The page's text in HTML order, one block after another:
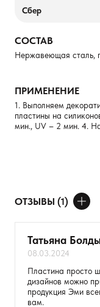
Сбер
СОСТАВ
Нержавеющая сталь,
ПРИМЕНЕНИЕ
1. Выполняем
пластины на
мин., UV – 2 мин. 4.
ОТЗЫВЫ (1)
Ваше имя
Товар
Татьяна
08.03.2024
Пластина просто
дизайнов можно
продукция Эми
вам.